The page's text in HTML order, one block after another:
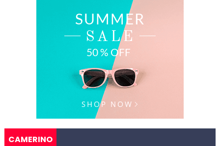
CAMERINO